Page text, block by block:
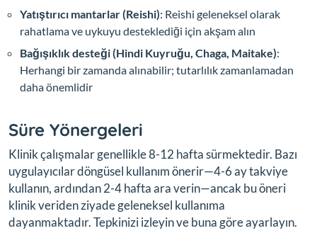
Yatıştırıcı mantarlar (Reishi): Reishi geleneksel olarak
rahatlama ve uykuyu desteklediği için akşam alın
Bağışıklık desteği (Hindi Kuyruğu, Chaga, Maitake):
Herhangi bir zamanda alınabilir; tutarlılık zamanlamadan
daha önemlidir
Süre Yönergeleri
Klinik çalışmalar genellikle 8-12 hafta sürmektedir. Bazı
uygulayıcılar döngüsel kullanım önerir—4-6 ay takviye
kullanın, ardından 2-4 hafta ara verin—ancak bu öneri
klinik veriden ziyade geleneksel kullanıma
dayanmaktadır. Tepkinizi izleyin ve buna göre ayarlayın.